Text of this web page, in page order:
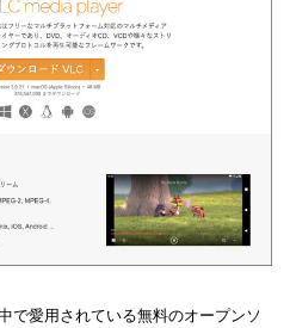
で愛用されている無料のオープンソ